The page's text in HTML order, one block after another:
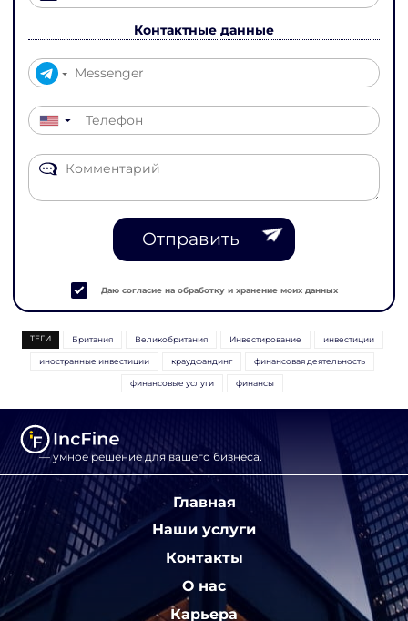
Контактные данные
▼
Отправить
Даю согласие на обработку и хранение моих данных
ТЕГИ Британия Великобритания Инвестирование инвестиции
иностранные инвестиции краудфандинг финансовая деятельность
финансовые услуги финансы
— умное решение для вашего бизнеса.
Главная
Наши услуги
Контакты
О нас
Карьера